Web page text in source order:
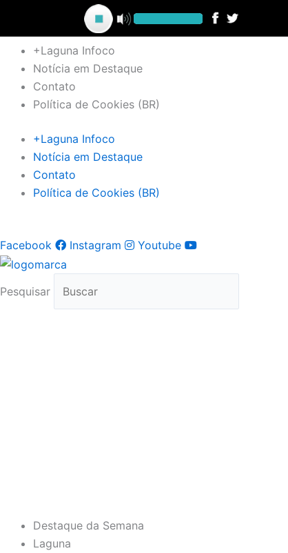
conteúdo
+Laguna Infoco
Notícia em Destaque
Contato
Política de Cookies (BR)
+Laguna Infoco
Notícia em Destaque
Contato
Política de Cookies (BR)
Facebook Instagram Youtube
Pesquisar
Destaque da Semana
Laguna